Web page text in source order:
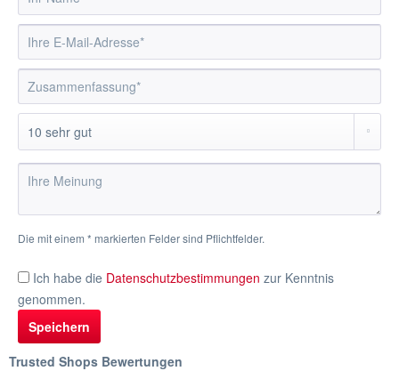
Die mit einem * markierten Felder sind Pflichtfelder.
Ich habe die Datenschutzbestimmungen zur Kenntnis
genommen.
Speichern
Trusted Shops Bewertungen